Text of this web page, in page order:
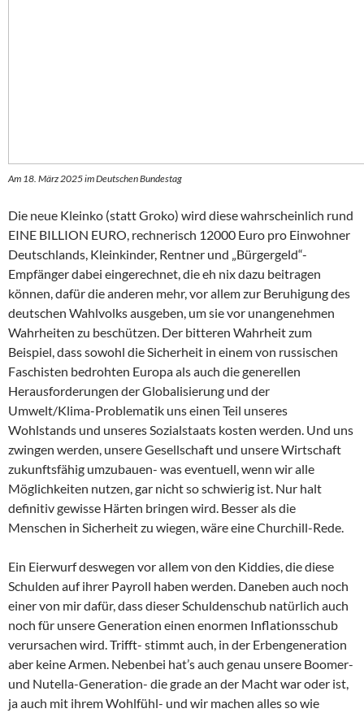
Am 18. März 2025 im Deutschen Bundestag
Die neue Kleinko (statt Groko) wird diese wahrscheinlich rund
EINE BILLION EURO, rechnerisch 12000 Euro pro Einwohner
Deutschlands, Kleinkinder, Rentner und „Bürgergeld“-
Empfänger dabei eingerechnet, die eh nix dazu beitragen
können, dafür die anderen mehr, vor allem zur Beruhigung des
deutschen Wahlvolks ausgeben, um sie vor unangenehmen
Wahrheiten zu beschützen. Der bitteren Wahrheit zum
Beispiel, dass sowohl die Sicherheit in einem von russischen
Faschisten bedrohten Europa als auch die generellen
Herausforderungen der Globalisierung und der
Umwelt/Klima-Problematik uns einen Teil unseres
Wohlstands und unseres Sozialstaats kosten werden. Und uns
zwingen werden, unsere Gesellschaft und unsere Wirtschaft
zukunftsfähig umzubauen- was eventuell, wenn wir alle
Möglichkeiten nutzen, gar nicht so schwierig ist. Nur halt
definitiv gewisse Härten bringen wird. Besser als die
Menschen in Sicherheit zu wiegen, wäre eine Churchill-Rede.
Ein Eierwurf deswegen vor allem von den Kiddies, die diese
Schulden auf ihrer Payroll haben werden. Daneben auch noch
einer von mir dafür, dass dieser Schuldenschub natürlich auch
noch für unsere Generation einen enormen Inflationsschub
verursachen wird. Trifft- stimmt auch, in der Erbengeneration
aber keine Armen. Nebenbei hat’s auch genau unsere Boomer-
und Nutella-Generation- die grade an der Macht war oder ist,
ja auch mit ihrem Wohlfühl- und wir machen alles so wie